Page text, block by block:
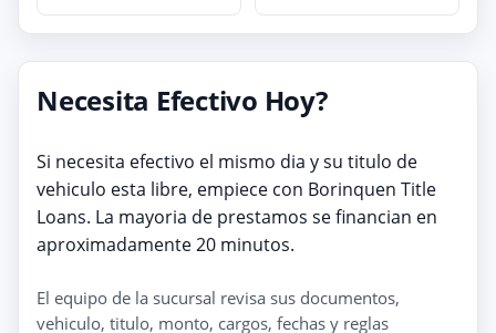
Necesita Efectivo Hoy?
Si necesita efectivo el mismo dia y su titulo de
vehiculo esta libre, empiece con Borinquen Title
Loans. La mayoria de prestamos se financian en
aproximadamente 20 minutos.
El equipo de la sucursal revisa sus documentos,
vehiculo, titulo, monto, cargos, fechas y reglas